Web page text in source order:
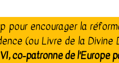
pour encourager la
(ou Livre de la
co-patronne de l'Europe